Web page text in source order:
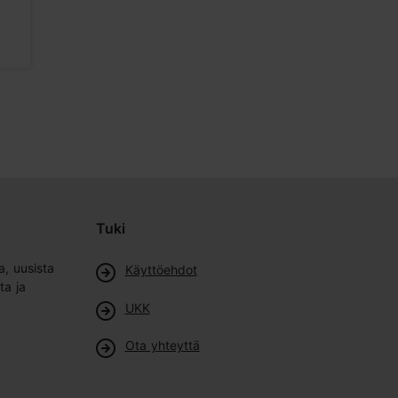
uusista
ja
Tuki
Käyttöehdot
UKK
Ota yhteyttä